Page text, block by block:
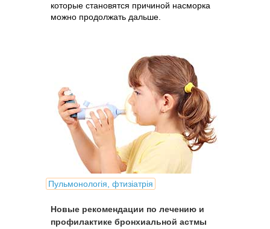
которые становятся причиной насморка
можно продолжать дальше.
Пульмонологія, фтизіатрія
Новые рекомендации по лечению и
профилактике бронхиальной астмы